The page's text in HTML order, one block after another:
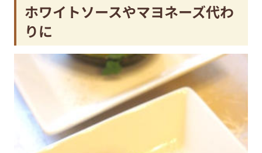
ホワイトソースやマヨネーズ代わ
りに